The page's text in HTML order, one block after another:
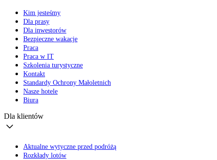
Kim jesteśmy
Dla prasy
Dla inwestorów
Bezpieczne wakacje
Praca
Praca w IT
Szkolenia turystyczne
Kontakt
Standardy Ochrony Małoletnich
Nasze hotele
Biura
Dla klientów
Aktualne wytyczne przed podróżą
Rozkłady lotów